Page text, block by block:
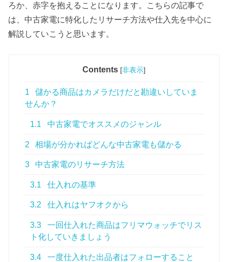
ろか、赤字を抱えることになります。こちらの記事で
は、中古家電に特化したリサーチ方法や仕入先を中心に
解説していこうと思います。
Contents [非表示]
1
儲かる商品はカメラだけだと勘違いしていま
せんか？
1.1 中古家電でオススメのジャンル
2 相場が分かればどんな中古家電も儲かる
3 中古家電のリサーチ方法
3.1 仕入れの基準
3.2 仕入れはヤフオクから
3.3
一回仕入れた商品はフリマウォッチでリス
ト化していきましょう
3.4 一度仕入れた出品者はフォローすること